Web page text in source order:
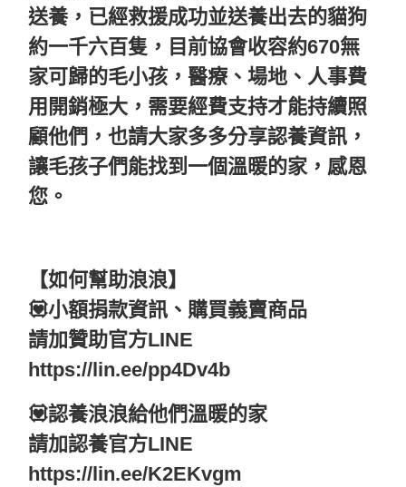
送養，已經救援成功並送養出去的貓狗
約一千六百隻，目前協會收容約670無
家可歸的毛小孩，醫療、場地、人事費
用開銷極大，需要經費支持才能持續照
顧他們，也請大家多多分享認養資訊，
讓毛孩子們能找到一個溫暖的家，感恩
您。
【如何幫助浪浪】
💟小額捐款資訊、購買義賣商品
請加贊助官方LINE
https://lin.ee/pp4Dv4b
💟認養浪浪給他們溫暖的家
請加認養官方LINE
https://lin.ee/K2EKvgm